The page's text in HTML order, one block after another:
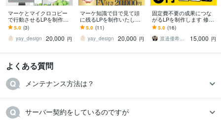
マーケとマイクロコピー
で行動させるLPを制作し
ます 8/13開始枠の受付開
始！FV制作無料のお得な
プラン！
5.0 (3)
yay_design
20,000 円
マーケ知識で目で見て頭
に残るLPを制作いたしま
す 【速報】8/20着手分募
集開始！お早めにお問い
合わせください
5.0 (11)
yay_design
20,000 円
固定費不要の成果につな
がるLPを制作します 修正
無制限◎購入前にイメー
ジ画像作成いたします◎
5.0 (16)
渡邉優希｜月額不要のLPデザイナー
15,000 円
よくある質問
メンテナンス方法は？
サーバー契約をしているのですが